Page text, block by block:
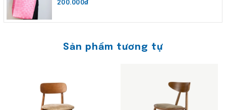
200.000₫
Sản phẩm tương tự